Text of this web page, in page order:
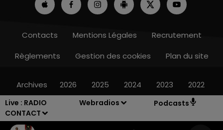
Live : RADIO
CONTACT
Webradios Podcasts
Contacts Mentions Légales
Recrutement
Règlements
Gestion des cookies Plan du site
Archives 2026 2025 2024 2023 2022